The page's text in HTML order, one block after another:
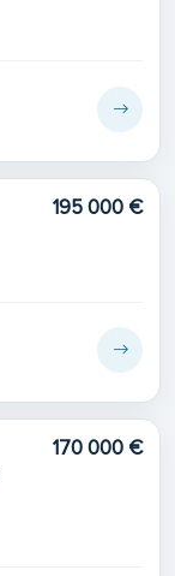
195 000 €
170 000 €